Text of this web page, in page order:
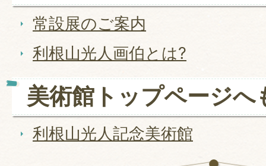
常設展のご案内
利根山光人画伯とは?
美術館トップページへ
利根山光人記念美術館